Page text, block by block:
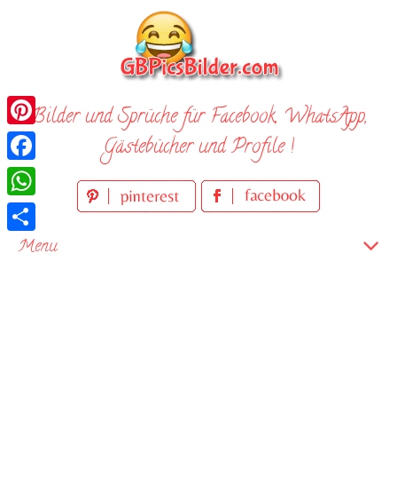
Bilder und Sprüche für Facebook, WhatsApp,
Gästebücher und Profile !
Menu
Pinterest
Facebook
WhatsApp
Teilen